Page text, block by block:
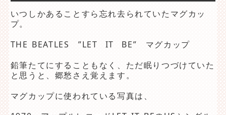
いつしかあることすら忘れ去られていたマグカッ
プ。
THE BEATLES ”LET IT BE” マグカップ
鉛筆たてにすることもなく、ただ眠りつづけていた
と思うと、郷愁さえ覚えます。
マグカップに使われている写真は、